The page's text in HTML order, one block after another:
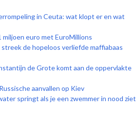
in Ceuta: wat klopt er en wat
euro met EuroMillions
de hopeloos verliefde maffiabaas
de Grote komt aan de oppervlakte
aanvallen op Kiev
springt als je een zwemmer in nood ziet